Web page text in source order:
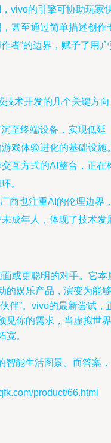
vivo的引擎可协助玩家
甚至通过简单描述创作
者”的边界，赋予了用
技术开发的几个关键方
至终端设备，实现低延
戏体验进化的基础设施
交互方式的AI整合，正在
。
商也注重AI的伦理边界
成年人，体现了技术发
面或更聪明的对手。它本
娱乐产品，演变为能够
伴”。vivo的最新尝试，
见你的需求，当虚拟世界
宽。
能生活图景。而答案，
product/66.html